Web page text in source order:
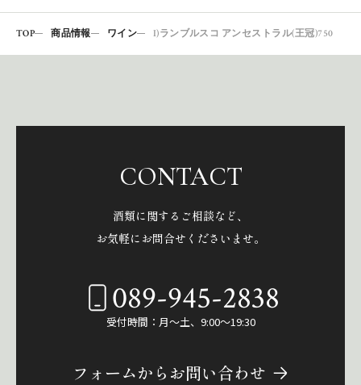
TOP 商品情報 ワイン I)ランブルスコ アンセストラル(王冠)750
CONTACT
酒類に関するご相談など、
お気軽にお問合せくださいませ。
089-945-2838
受付時間：月～土、9:00～19:30
フォームからお問い合わせ